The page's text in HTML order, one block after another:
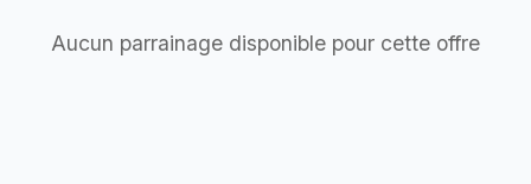
Aucun parrainage disponible pour cette offre